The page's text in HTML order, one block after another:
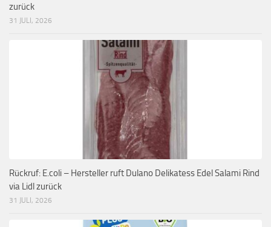
zurück
31 JULI, 2026
Rückruf: E.coli – Hersteller ruft Dulano Delikatess Edel Salami Rind
via Lidl zurück
31 JULI, 2026